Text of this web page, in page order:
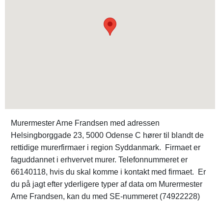
Murermester Arne Frandsen med adressen
Helsingborggade 23, 5000 Odense C hører til blandt de
rettidige murerfirmaer i region Syddanmark. Firmaet er
faguddannet i erhvervet murer. Telefonnummeret er
66140118, hvis du skal komme i kontakt med firmaet. Er
du på jagt efter yderligere typer af data om Murermester
Arne Frandsen, kan du med SE-nummeret (74922228)